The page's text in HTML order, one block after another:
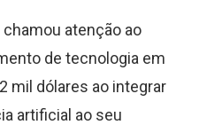
atenção ao
de tecnologia em
mil dólares ao integrar
artificial ao seu